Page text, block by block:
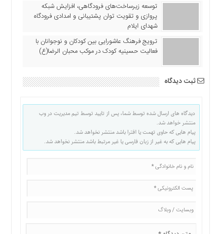
توسعه زیرساخت‌های فرودگاهی، افزایش شبکه
پروازی و تقویت توان پشتیبانی و امدادی فرودگاه
شهدای ایلام
ترویج فرهنگ عاشورایی بین کودکان و نوجوانان با
فعالیت حسینیه کودک در موکب محبان الرضا(ع)
ثبت دیدگاه
دیدگاه های ارسال شده توسط شما، پس از تایید توسط تیم مدیریت در وب
منتشر خواهد شد.
پیام هایی که حاوی تهمت یا افترا باشد منتشر نخواهد شد.
پیام هایی که به غیر از زبان فارسی یا غیر مرتبط باشد منتشر نخواهد شد.